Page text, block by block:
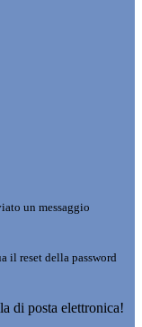
un messaggio
il reset della password
di posta elettronica!